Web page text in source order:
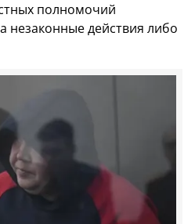
полномочий
незаконные действия либо